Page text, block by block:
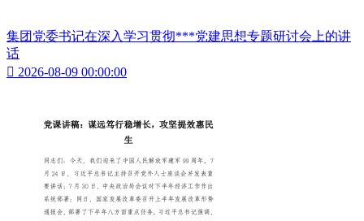
集团党委书记在深入学习贯彻***党建思想专题研讨会上的讲
话
 2026-08-09 00:00:00